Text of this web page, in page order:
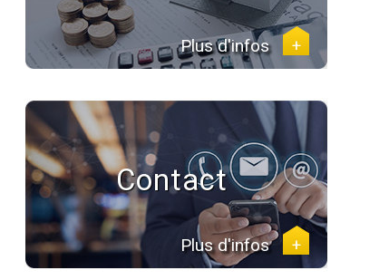
Plus d'infos +
Contact
Plus d'infos +